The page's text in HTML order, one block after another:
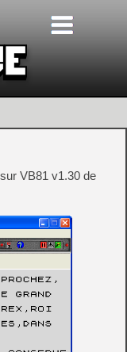
VB81 v1.30 de